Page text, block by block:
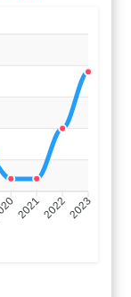
202120222023